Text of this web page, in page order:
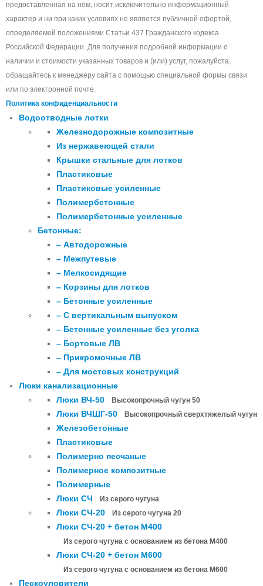
предоставленная на нём, носит исключительно информационный
характер и ни при каких условиях не является публичной офертой,
определяемой положениями Статьи 437 Гражданского кодекса
Российской Федерации. Для получения подробной информации о
наличии и стоимости указанных товаров и (или) услуг, пожалуйста,
обращайтесь к менеджеру сайта с помощью специальной формы связи
или по электронной почте.
Политика конфиденциальности
Водоотводные лотки
Железнодорожные композитные
Из нержавеющей стали
Крышки стальные для лотков
Пластиковые
Пластиковые усиленные
Полимербетонные
Полимербетонные усиленные
Бетонные:
– Автодорожные
– Межпутевые
– Мелкосидящие
– Корзины для лотков
– Бетонные усиленные
– С вертикальным выпуском
– Бетонные усиленные без уголка
– Бортовые ЛВ
– Прикромочные ЛВ
– Для мостовых конструкций
Люки канализационные
Люки ВЧ-50
Высокопрочный чугун 50
Люки ВЧШГ-50 Высокопрочный сверхтяжелый чугун
Железобетонные
Пластиковые
Полимерно песчаные
Полимерное композитные
Полимерные
Люки СЧ
Из серого чугуна
Люки СЧ-20 Из серого чугуна 20
Люки СЧ-20 + бетон М400
Из серого чугуна с основанием из бетона М400
Люки СЧ-20 + бетон М600
Из серого чугуна с основанием из бетона М600
Пескоуловители